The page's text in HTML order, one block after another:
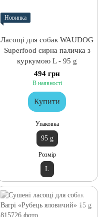
Новинка
Ласощі для собак WAUDOG
Superfood сирна паличка з
куркумою L - 95 g
494 грн
В наявності
Купити
Упаковка
95 g
Розмір
L